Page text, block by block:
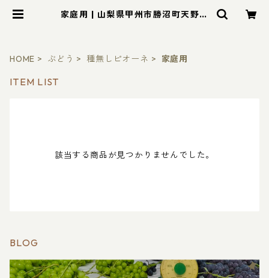
家庭用 | 山梨県甲州市勝沼町天野ぶ
HOME ぶどう 種無しピオーネ 家庭用
ITEM LIST
該当する商品が見つかりませんでした。
BLOG